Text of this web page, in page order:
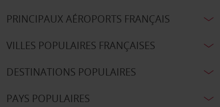
PRINCIPAUX AÉROPORTS FRANÇAIS
VILLES POPULAIRES FRANÇAISES
DESTINATIONS POPULAIRES
PAYS POPULAIRES